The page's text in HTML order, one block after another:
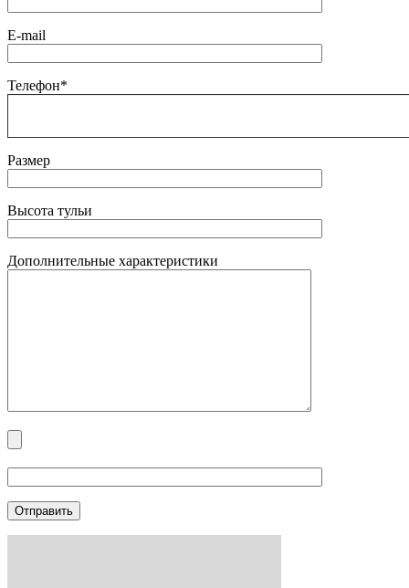
E-mail
Телефон*
Размер
Высота тульи
Дополнительные характеристики